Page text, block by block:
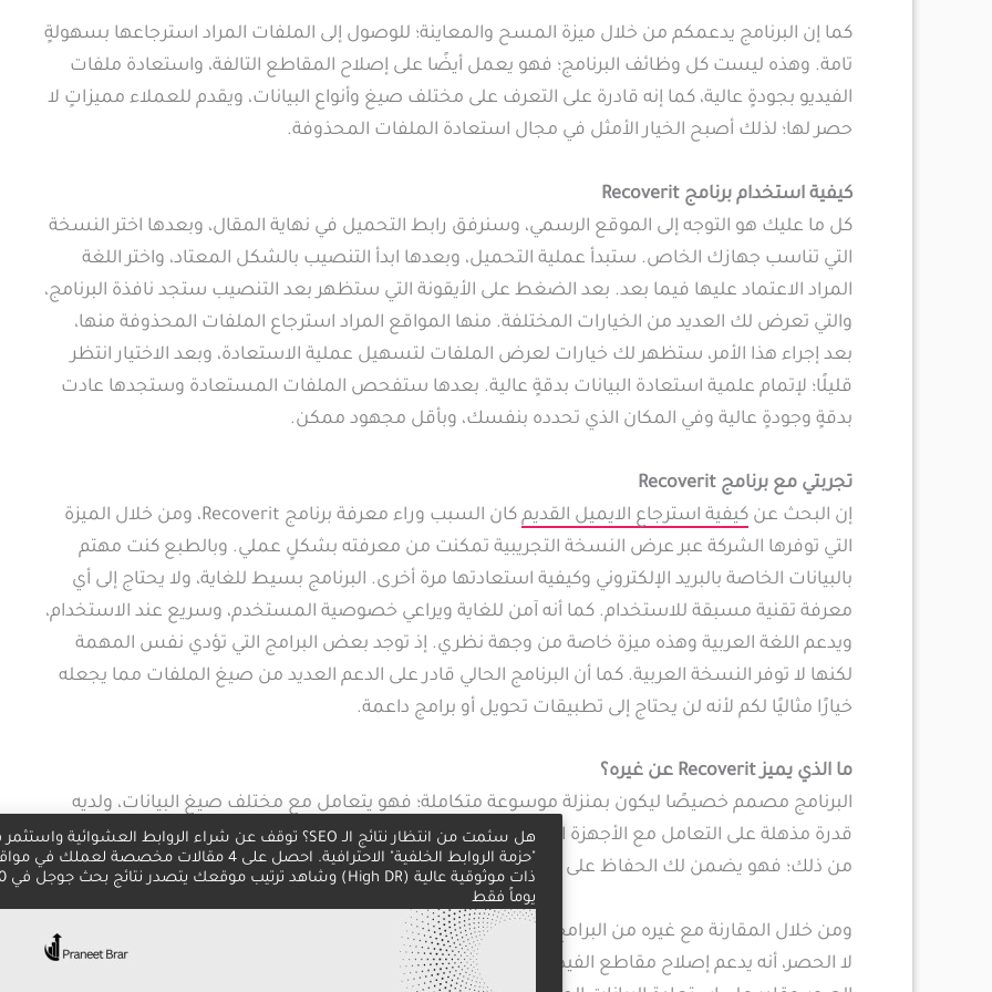
كما إن البرنامج يدعمكم من خلال ميزة المسح والمعاينة؛ للوصول إلى الملفات المراد استرجاعها بسهولةٍ
تامة. وهذه ليست كل وظائف البرنامج؛ فهو يعمل أيضًا على إصلاح المقاطع التالفة، واستعادة ملفات
الفيديو بجودةٍ عالية، كما إنه قادرة على التعرف على مختلف صيغ وأنواع البيانات، ويقدم للعملاء مميزاتٍ لا
حصر لها؛ لذلك أصبح الخيار الأمثل في مجال استعادة الملفات المحذوفة.
كيفية استخدام برنامج Recoverit
كل ما عليك هو التوجه إلى الموقع الرسمي، وسنرفق رابط التحميل في نهاية المقال، وبعدها اختر النسخة
التي تناسب جهازك الخاص. ستبدأ عملية التحميل، وبعدها ابدأ التنصيب بالشكل المعتاد، واختر اللغة
المراد الاعتماد عليها فيما بعد. بعد الضغط على الأيقونة التي ستظهر بعد التنصيب ستجد نافذة البرنامج،
والتي تعرض لك العديد من الخيارات المختلفة. منها المواقع المراد استرجاع الملفات المحذوفة منها،
بعد إجراء هذا الأمر، ستظهر لك خيارات لعرض الملفات لتسهيل عملية الاستعادة، وبعد الاختيار انتظر
قليلًا؛ لإتمام علمية استعادة البيانات بدقةٍ عالية. بعدها ستفحص الملفات المستعادة وستجدها عادت
بدقةٍ وجودةٍ عالية وفي المكان الذي تحدده بنفسك، وبأقل مجهود ممكن.
تجربتي مع برنامج Recoverit
إن البحث عن كيفية استرجاع الايميل القديم
كان السبب وراء معرفة برنامج Recoverit، ومن خلال الميزة
التي توفرها الشركة عبر عرض النسخة التجريبية تمكنت من معرفته بشكلٍ عملي. وبالطبع كنت مهتم
بالبيانات الخاصة بالبريد الإلكتروني وكيفية استعادتها مرة أخرى. البرنامج بسيط للغاية، ولا يحتاج إلى أي
معرفة تقنية مسبقة للاستخدام. كما أنه آمن للغاية ويراعي خصوصية المستخدم، وسريع عند الاستخدام،
ويدعم اللغة العربية وهذه ميزة خاصة من وجهة نظري. إذ توجد بعض البرامج التي تؤدي نفس المهمة
لكنها لا توفر النسخة العربية. كما أن البرنامج الحالي قادر على الدعم العديد من صيغ الملفات مما يجعله
خيارًا مثاليًا لكم لأنه لن يحتاج إلى تطبيقات تحويل أو برامج داعمة.
ما الذي يميز Recoverit عن غيره؟
البرنامج مصمم خصيصًا ليكون بمنزلة موسوعة متكاملة؛ فهو يتعامل مع مختلف صيغ البيانات، ولديه
قدرة مذهلة على التعامل مع الأجهزة التالفة بمرونةٍ تامة، وكأنه يقتنص البيانات بشكلٍ مذهلة. وعلى الرغم
من ذلك؛ فهو يضمن لك الحفاظ على الخصوصية بشكلٍ متكاملة، والحفاظ على البيانات الخاصة بك.
ومن خلال المقارنة مع غيره من البرامج؛ فإنه يظل في المقدمة للعديد من الأمور، منها على سبيل المثال
لا الحصر، أنه يدعم إصلاح مقاطع الفيديو التالفة، ويعيدها بجودةٍ عالية للغاية، كما إنه يدعم مختلف صيغ